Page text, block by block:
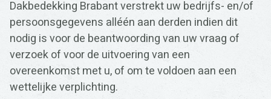
Dakbedekking Brabant verstrekt uw bedrijfs- en/of
persoonsgegevens alléén aan derden indien dit
nodig is voor de beantwoording van uw vraag of
verzoek of voor de uitvoering van een
overeenkomst met u, of om te voldoen aan een
wettelijke verplichting.